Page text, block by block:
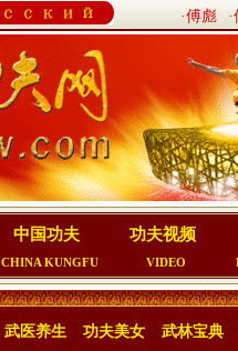
·傅彪
中国功夫
CHINA KUNGFU
功夫视频
VIDEO
武医养生 功夫美女 武林宝典